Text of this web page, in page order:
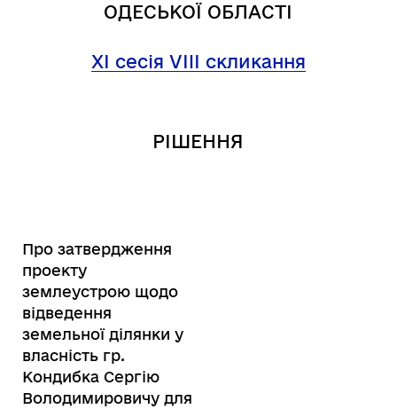
ОДЕСЬКОЇ ОБЛАСТІ
XI сесія VIII скликання
РІШЕННЯ
Про затвердження
проекту
землеустрою щодо
відведення
земельної ділянки у
власність гр.
Кондибка Сергію
Володимировичу для